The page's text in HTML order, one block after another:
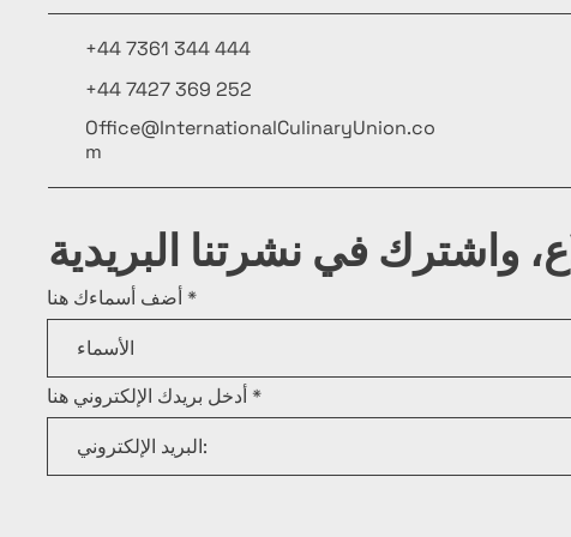
+44 7361 344 444
+44 7427 369 252
Office@InternationalCulinaryUnion.co
m
واشترك في نشرتنا البريدية
أضف أسماءك هنا
أدخل بريدك الإلكتروني هنا